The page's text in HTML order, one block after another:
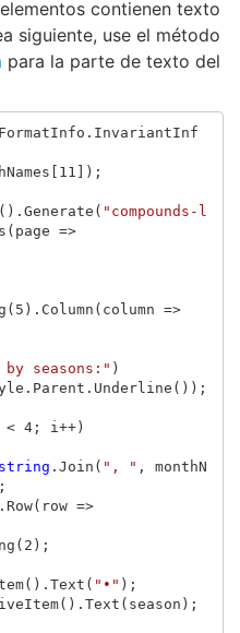
contienen texto
siguiente, use el método
para la parte de texto del
. InvariantInf
11 ]);
(). Generate ( "compounds-l
( page =>
( 5 ). Column ( column =>
by seasons:" )
. Parent . Underline ());
< 4; i ++)
string . Join ( ", " ,
monthN
Row( row =>
( 2 );
(). Text ( "•" );
(). Text ( season );